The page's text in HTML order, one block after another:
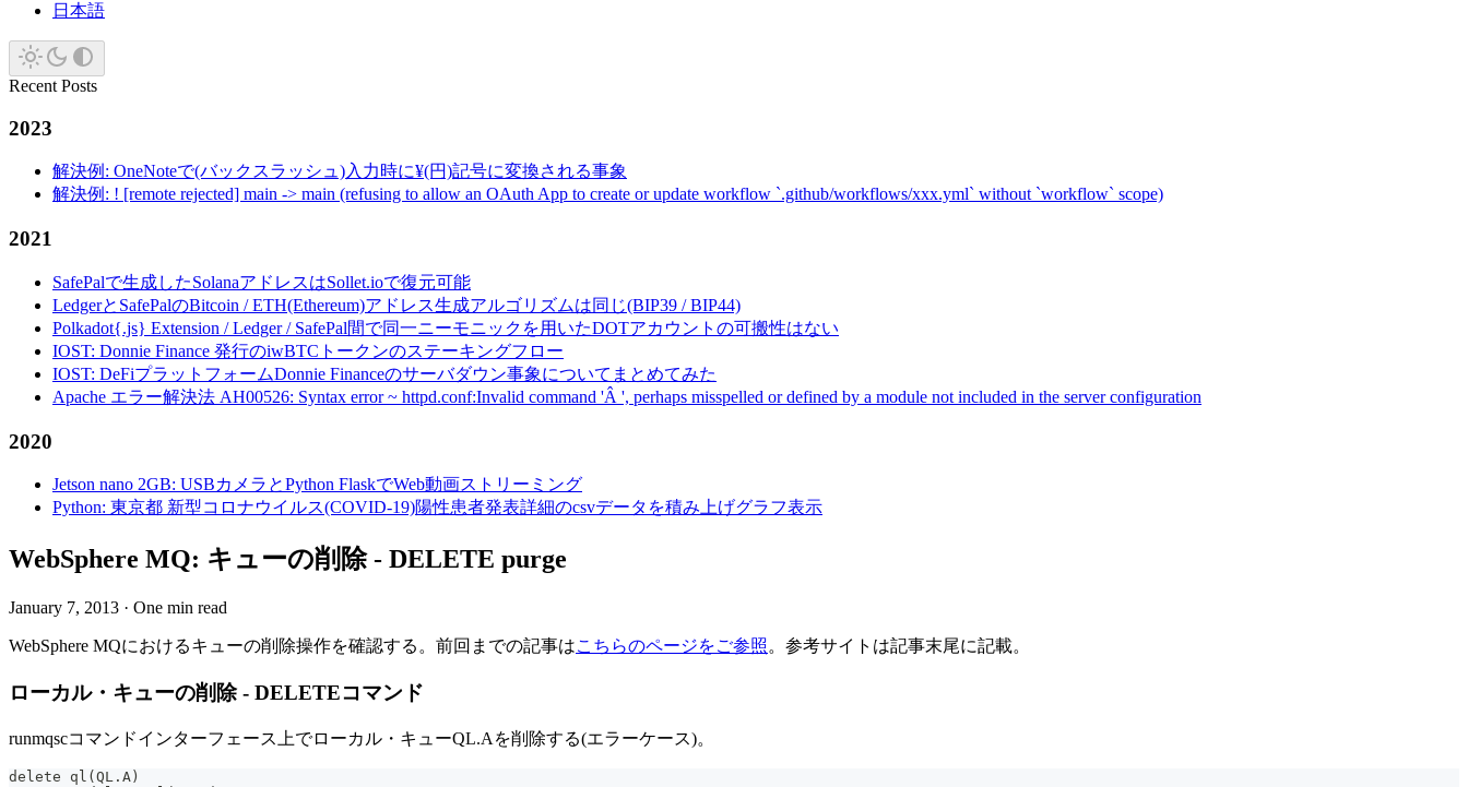
日本語
Recent Posts
2023
解決例: OneNoteで(バックスラッシュ)入力時に¥(円)記号に変換される事象
解決例: ! [remote rejected] main -> main (refusing to allow an OAuth App to create or update workflow `.github/workflows/xxx.yml` without `workflow` scope)
2021
SafePalで生成したSolanaアドレスはSollet.ioで復元可能
LedgerとSafePalのBitcoin / ETH(Ethereum)アドレス生成アルゴリズムは同じ(BIP39 / BIP44)
Polkadot{.js} Extension / Ledger / SafePal間で同一ニーモニックを用いたDOTアカウントの可搬性はない
IOST: Donnie Finance 発行のiwBTCトークンのステーキングフロー
IOST: DeFiプラットフォームDonnie Financeのサーバダウン事象についてまとめてみた
Apache エラー解決法 AH00526: Syntax error ~ httpd.conf:Invalid command 'Â ', perhaps misspelled or defined by a module not included in the server configuration
2020
Jetson nano 2GB: USBカメラとPython FlaskでWeb動画ストリーミング
Python: 東京都 新型コロナウイルス(COVID-19)陽性患者発表詳細のcsvデータを積み上げグラフ表示
WebSphere MQ: キューの削除 - DELETE purge
January 7, 2013 · One min read
WebSphere MQにおけるキューの削除操作を確認する。前回までの記事はこちらのページをご参照。参考サイトは記事末尾に記載。
ローカル・キューの削除 - DELETEコマンド
runmqscコマンドインターフェース上でローカル・キューQL.Aを削除する(エラーケース)。
delete ql(QL.A)